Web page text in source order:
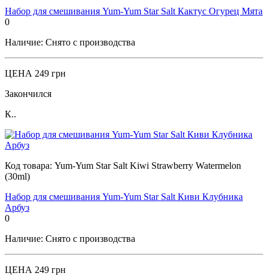
Набор для смешивания Yum-Yum Star Salt Кактус Огурец Мята
0
Наличие: Снято с производства
ЦЕНА 249 грн
Закончился
К..
Код товара: Yum-Yum Star Salt Kiwi Strawberry Watermelon
(30ml)
Набор для смешивания Yum-Yum Star Salt Киви Клубника
Арбуз
0
Наличие: Снято с производства
ЦЕНА 249 грн